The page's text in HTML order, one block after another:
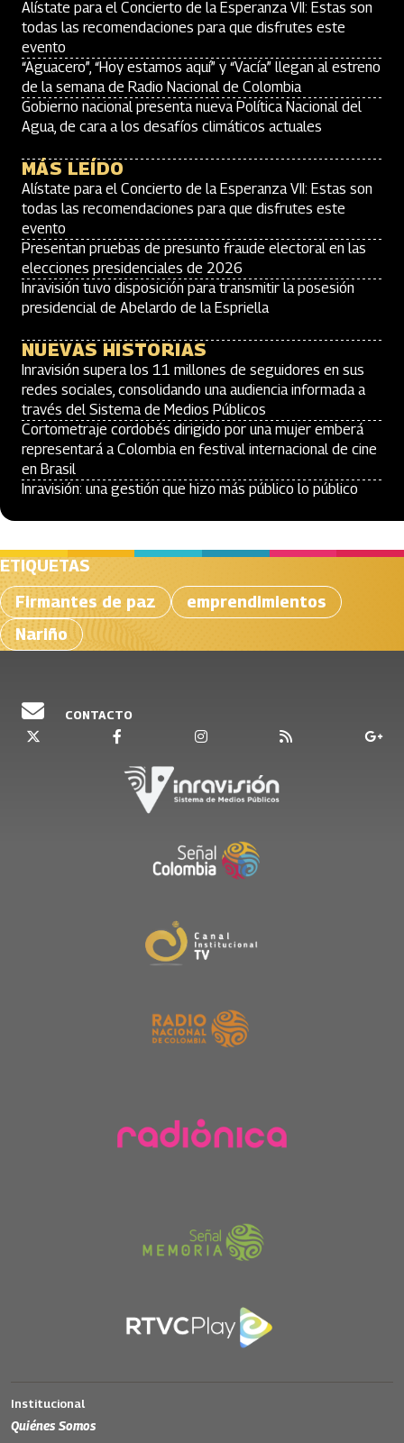
Alístate para el Concierto de la Esperanza VII: Estas son
todas las recomendaciones para que disfrutes este
evento
“Aguacero”, “Hoy estamos aquí” y “Vacía” llegan al estreno
de la semana de Radio Nacional de Colombia
Gobierno nacional presenta nueva Política Nacional del
Agua, de cara a los desafíos climáticos actuales
MÁS LEÍDO
Alístate para el Concierto de la Esperanza VII: Estas son
todas las recomendaciones para que disfrutes este
evento
Presentan pruebas de presunto fraude electoral en las
elecciones presidenciales de 2026
Inravisión tuvo disposición para transmitir la posesión
presidencial de Abelardo de la Espriella
NUEVAS HISTORIAS
Inravisión supera los 11 millones de seguidores en sus
redes sociales, consolidando una audiencia informada a
través del Sistema de Medios Públicos
Cortometraje cordobés dirigido por una mujer emberá
representará a Colombia en festival internacional de cine
en Brasil
Inravisión: una gestión que hizo más público lo público
ETIQUETAS
Firmantes de paz
emprendimientos
Nariño
CONTACTO
Institucional
Quiénes Somos